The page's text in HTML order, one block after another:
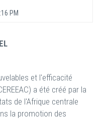
PM
et l'efficacité
a été créé par la
de l'Afrique centrale
la promotion des